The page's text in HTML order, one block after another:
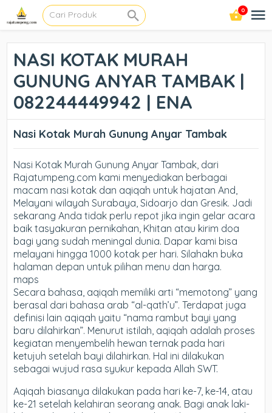
0
NASI KOTAK MURAH
GUNUNG ANYAR TAMBAK |
082244449942 | ENA
Nasi Kotak Murah Gunung Anyar Tambak
Nasi Kotak Murah Gunung Anyar Tambak, dari
Rajatumpeng.com kami menyediakan berbagai
macam nasi kotak dan aqiqah untuk hajatan And,
Melayani wilayah Surabaya, Sidoarjo dan Gresik. Jadi
sekarang Anda tidak perlu repot jika ingin gelar acara
baik tasyakuran pernikahan, Khitan atau kirim doa
bagi yang sudah meningal dunia. Dapar kami bisa
melayani hingga 1000 kotak per hari. Silahakn buka
halaman depan untuk pilihan menu dan harga.
maps
Secara bahasa, aqiqah memiliki arti “memotong” yang
berasal dari bahasa arab “al-qath’u”. Terdapat juga
definisi lain aqiqah yaitu “nama rambut bayi yang
baru dilahirkan”. Menurut istilah, aqiqah adalah proses
kegiatan menyembelih hewan ternak pada hari
ketujuh setelah bayi dilahirkan. Hal ini dilakukan
sebagai wujud rasa syukur kepada Allah SWT.
Aqiqah biasanya dilakukan pada hari ke-7, ke-14, atau
ke-21 setelah kelahiran seorang anak. Bagi anak laki-